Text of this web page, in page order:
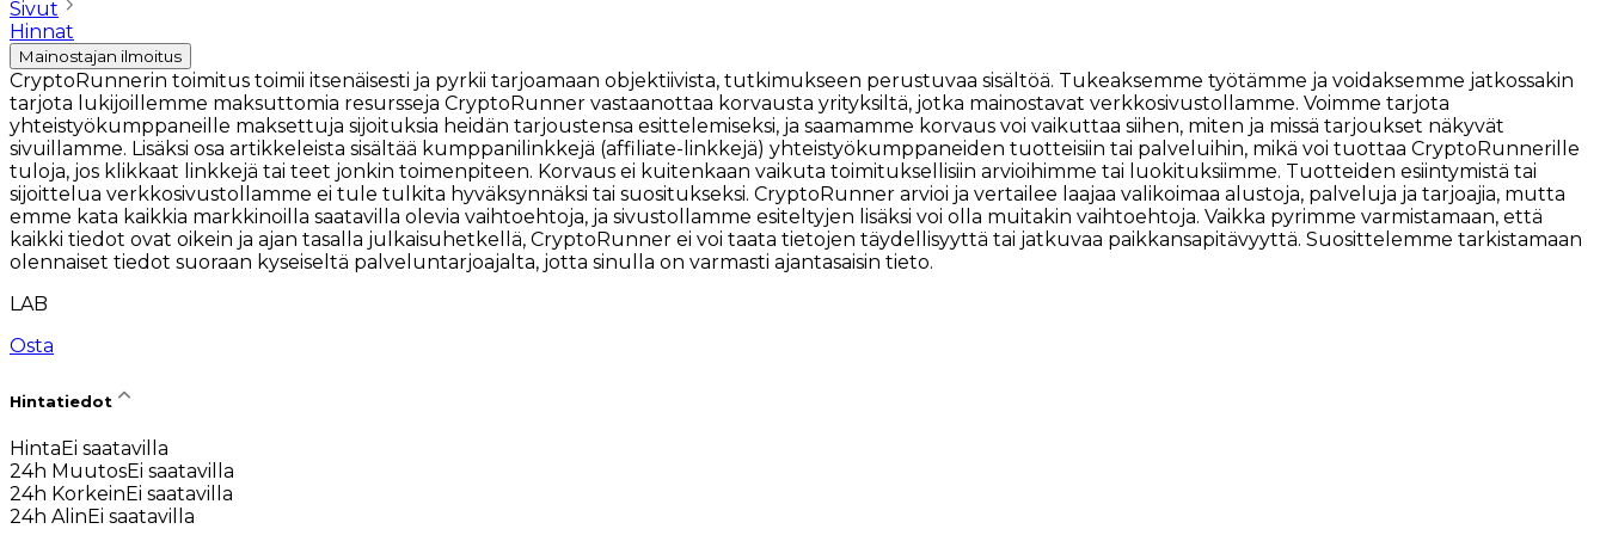
Sivut
Hinnat
Mainostajan ilmoitus
CryptoRunnerin toimitus toimii itsenäisesti ja pyrkii tarjoamaan objektiivista, tutkimukseen perustuvaa sisältöä. Tukeaksemme työtämme ja voidaksemme jatkossakin
tarjota lukijoillemme maksuttomia resursseja CryptoRunner vastaanottaa korvausta yrityksiltä, jotka mainostavat verkkosivustollamme. Voimme tarjota
yhteistyökumppaneille maksettuja sijoituksia heidän tarjoustensa esittelemiseksi, ja saamamme korvaus voi vaikuttaa siihen, miten ja missä tarjoukset näkyvät
sivuillamme. Lisäksi osa artikkeleista sisältää kumppanilinkkejä (affiliate-linkkejä) yhteistyökumppaneiden tuotteisiin tai palveluihin, mikä voi tuottaa CryptoRunnerille
tuloja, jos klikkaat linkkejä tai teet jonkin toimenpiteen. Korvaus ei kuitenkaan vaikuta toimituksellisiin arvioihimme tai luokituksiimme. Tuotteiden esiintymistä tai
sijoittelua verkkosivustollamme ei tule tulkita hyväksynnäksi tai suositukseksi. CryptoRunner arvioi ja vertailee laajaa valikoimaa alustoja, palveluja ja tarjoajia, mutta
emme kata kaikkia markkinoilla saatavilla olevia vaihtoehtoja, ja sivustollamme esiteltyjen lisäksi voi olla muitakin vaihtoehtoja. Vaikka pyrimme varmistamaan, että
kaikki tiedot ovat oikein ja ajan tasalla julkaisuhetkellä, CryptoRunner ei voi taata tietojen täydellisyyttä tai jatkuvaa paikkansapitävyyttä. Suosittelemme tarkistamaan
olennaiset tiedot suoraan kyseiseltä palveluntarjoajalta, jotta sinulla on varmasti ajantasaisin tieto.
LAB
Osta
Hintatiedot
Hinta Ei saatavilla
24h MuutosEi saatavilla
24h Korkein Ei saatavilla
24h Alin Ei saatavilla